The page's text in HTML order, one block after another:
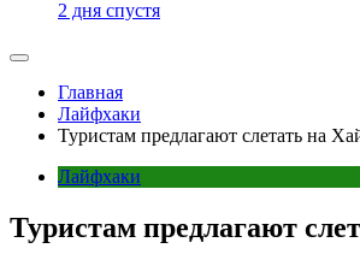
2 дня спустя
Главная
Лайфхаки
Туристам предлагают слетать на
Лайфхаки
Туристам предлагают